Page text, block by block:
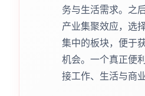
务与生活需求。之
产业集聚效应，选
集中的板块，便于
机会。一个真正便
接工作、生活与商